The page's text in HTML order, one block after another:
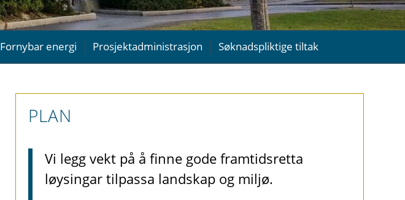
Fornybar energi Prosjektadministrasjon Søknadspliktige tiltak
PLAN
Vi legg vekt på å finne gode framtidsretta
løysingar tilpassa landskap og miljø.